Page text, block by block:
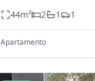
44m² 2 1 1
Apartamento